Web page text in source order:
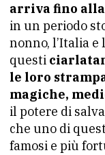
arriva fino
in un periodo
nonno, l’Italia e
questi
le loro
magiche,
il potere di
che uno di
famosi e più